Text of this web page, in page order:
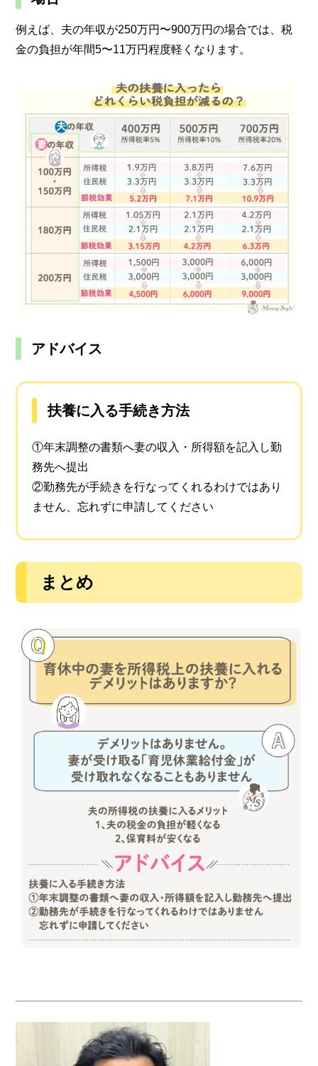
例えば、夫の年収が250万円〜900万円の場合では、税
金の負担が年間5〜11万円程度軽くなります。
アドバイス
扶養に入る手続き方法
①年末調整の書類へ妻の収入・所得額を記入し勤
務先へ提出
②勤務先が手続きを行なってくれるわけではあり
ません、忘れずに申請してください
まとめ